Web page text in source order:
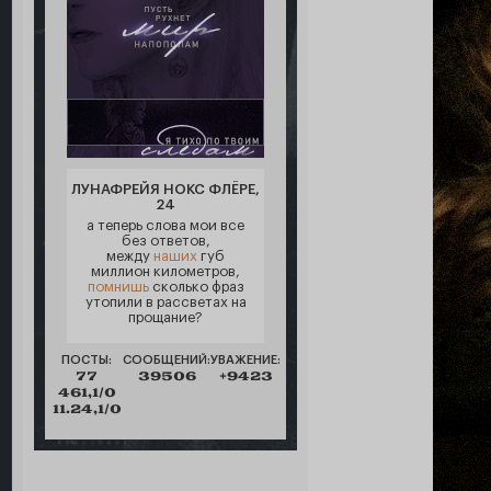
ЛУНАФРЕЙЯ НОКС ФЛЁРЕ,
24
а теперь слова мои все
без ответов,
между наших губ
миллион километров,
помнишьсколько фраз
утопили в рассветах на
прощание?
ПОСТЫ:
77
461,1/0
11.24,1/0
СООБЩЕНИЙ:
39506
УВАЖЕНИЕ:
+9423